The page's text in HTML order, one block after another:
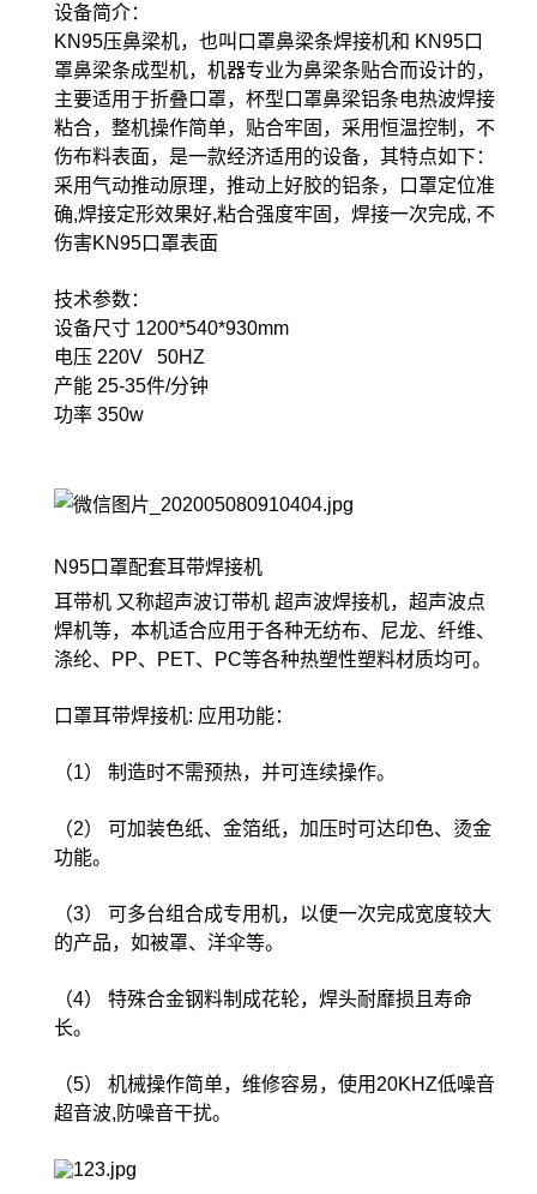
设备简介：
KN95压鼻梁机，也叫口罩鼻梁条焊接机和 KN95口
罩鼻梁条成型机，机器专业为鼻梁条贴合而设计的，
主要适用于折叠口罩，杯型口罩鼻梁铝条电热波焊接
粘合，整机操作简单，贴合牢固，采用恒温控制，不
伤布料表面，是一款经济适用的设备，其特点如下：
采用气动推动原理，推动上好胶的铝条，口罩定位准
确,焊接定形效果好,粘合强度牢固，焊接一次完成, 不
伤害KN95口罩表面
技术参数：
设备尺寸 1200*540*930mm
电压 220V 50HZ
产能 25-35件/分钟
功率 350w
N95口罩配套耳带焊接机
耳带机 又称超声波订带机 超声波焊接机，超声波点
焊机等，本机适合应用于各种无纺布、尼龙、纤维、
涤纶、PP、PET、PC等各种热塑性塑料材质均可。
口罩耳带焊接机: 应用功能：
（1） 制造时不需预热，并可连续操作。
（2） 可加装色纸、金箔纸，加压时可达印色、烫金
功能。
（3） 可多台组合成专用机，以便一次完成宽度较大
的产品，如被罩、洋伞等。
（4） 特殊合金钢料制成花轮，焊头耐靡损且寿命
长。
（5） 机械操作简单，维修容易，使用20KHZ低噪音
超音波,防噪音干扰。